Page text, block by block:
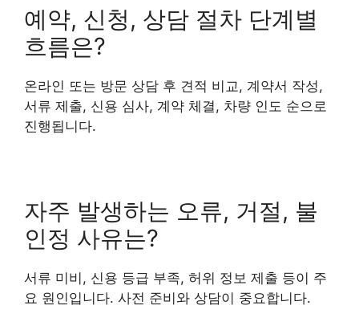
예약, 신청, 상담 절차 단계별
흐름은?
온라인 또는 방문 상담 후 견적 비교, 계약서 작성,
서류 제출, 신용 심사, 계약 체결, 차량 인도 순으로
진행됩니다.
자주 발생하는 오류, 거절, 불
인정 사유는?
서류 미비, 신용 등급 부족, 허위 정보 제출 등이 주
요 원인입니다. 사전 준비와 상담이 중요합니다.